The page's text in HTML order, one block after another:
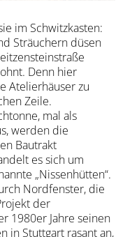
im Schwitzkasten:
Sträuchern düsen
Denn hier
Atelierhäuser zu
Zeile.
mal als
werden die
Bautrakt
es sich um
„Nissenhütten“.
Nordfenster, die
der
1980er Jahre seinen
in Stuttgart rasant an,